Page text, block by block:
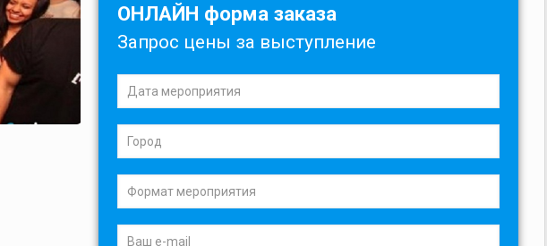
ОНЛАЙН форма заказа
Запрос цены за выступление